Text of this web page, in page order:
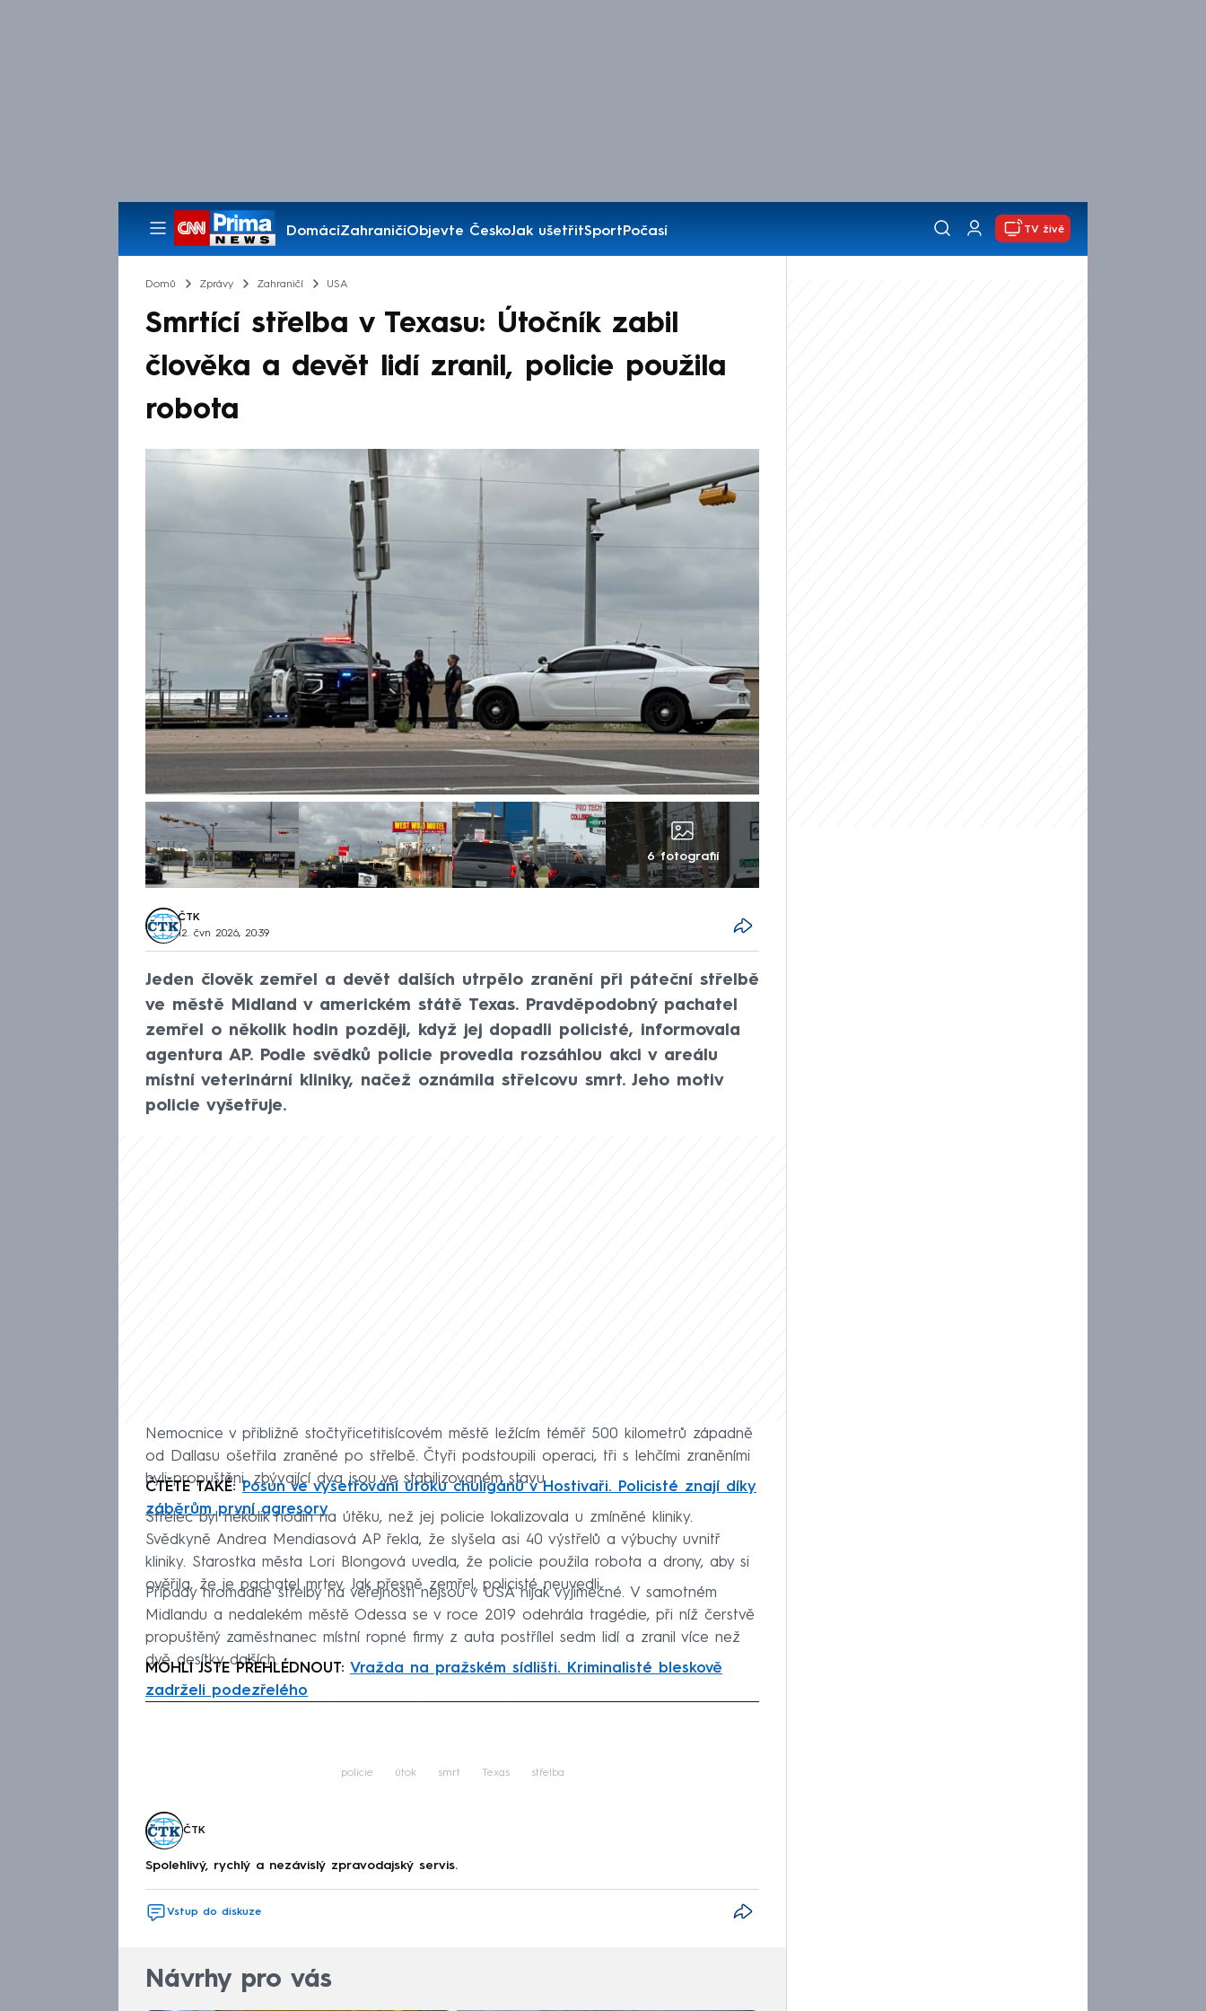
DomácíZahraničíObjevte ČeskoJak ušetřitSportPočasí
Pořady
TV živě
Domů Zprávy Zahraničí USA
Smrtící střelba v Texasu: Útočník zabil
člověka a devět lidí zranil, policie použila
robota
6 fotografií
ČTK
12. čvn 2026, 20:39
Jeden člověk zemřel a devět dalších utrpělo zranění při páteční střelbě
ve městě Midland v americkém státě Texas. Pravděpodobný pachatel
zemřel o několik hodin později, když jej dopadli policisté, informovala
agentura AP. Podle svědků policie provedla rozsáhlou akci v areálu
místní veterinární kliniky, načež oznámila střelcovu smrt. Jeho motiv
policie vyšetřuje.
Nemocnice v přibližně stočtyřicetitisícovém městě ležícím téměř 500 kilometrů západně
od Dallasu ošetřila zraněné po střelbě. Čtyři podstoupili operaci, tři s lehčími zraněními
byli propuštěni, zbývající dva jsou ve stabilizovaném stavu.
ČTĚTE TAKÉ:Posun ve vyšetřování útoku chuligánů v Hostivaři. Policisté znají díky
záběrům první agresory
Střelec byl několik hodin na útěku, než jej policie lokalizovala u zmíněné kliniky.
Svědkyně Andrea Mendiasová AP řekla, že slyšela asi 40 výstřelů a výbuchy uvnitř
kliniky. Starostka města Lori Blongová uvedla, že policie použila robota a drony, aby si
ověřila, že je pachatel mrtev. Jak přesně zemřel, policisté neuvedli.
Případy hromadné střelby na veřejnosti nejsou v USA nijak výjimečné. V samotném
Midlandu a nedalekém městě Odessa se v roce 2019 odehrála tragédie, při níž čerstvě
propuštěný zaměstnanec místní ropné firmy z auta postřílel sedm lidí a zranil více než
dvě desítky dalších.
MOHLI JSTE PŘEHLÉDNOUT: Vražda na pražském sídlišti. Kriminalisté bleskově
zadrželi podezřelého
policie útok smrt Texas střelba
ČTK
Spolehlivý, rychlý a nezávislý zpravodajský servis.
Vstup do diskuze
Návrhy pro vás